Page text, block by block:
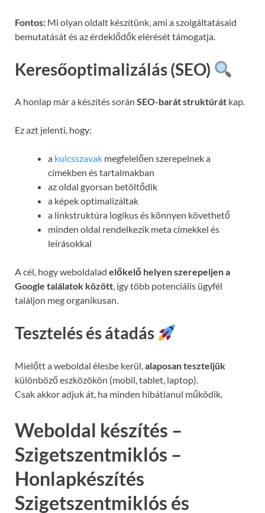
Fontos: Mi olyan oldalt készítünk, ami a szolgáltatásaid
bemutatását és az érdeklődők elérését támogatja.
Keresőoptimalizálás (SEO)
A honlap már a készítés során SEO-barát struktúrát kap.
Ez azt jelenti, hogy:
a kulcsszavak megfelelően szerepelnek a
címekben és tartalmakban
az oldal gyorsan betöltődik
a képek optimalizáltak
a linkstruktúra logikus és könnyen követhető
minden oldal rendelkezik meta címekkel és
leírásokkal
A cél, hogy weboldalad előkelő helyen szerepeljen a
Google találatok között, így több potenciális ügyfél
találjon meg organikusan.
Tesztelés és átadás
Mielőtt a weboldal élesbe kerül, alaposan teszteljük
különböző eszközökön (mobil, tablet, laptop).
Csak akkor adjuk át, ha minden hibátlanul működik.
Weboldal készítés –
Szigetszentmiklós –
Honlapkészítés
Szigetszentmiklós és